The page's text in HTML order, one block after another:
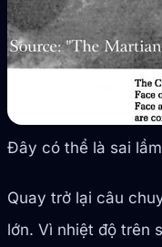
Đây có thể là sai
Quay trở lại câu
lớn. Vì nhiệt độ trên